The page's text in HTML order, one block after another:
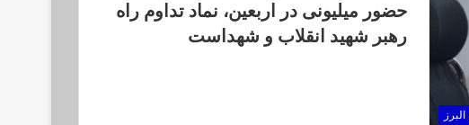
حضور میلیونی در اربعین، نماد تداوم راه
رهبر شهید انقلاب و شهداست